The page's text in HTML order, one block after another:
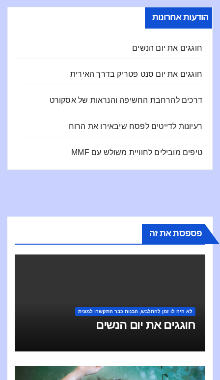
הודעות אחרונות
חוגגים את יום הנשים
חוגגים את יום סנט פטריק בדרך האירית
דרכים להרחבת החשיפה והנראות של אסקורט
רעיונות לדייטים לפסח שיבאירו את הרוח
טיפים מובילים לחוויית משולש עם MMF
פספסת את זה
לא היה לו זמן להתלבש, הבנות כבר התקשרו למונית
חוגגים את יום הנשים